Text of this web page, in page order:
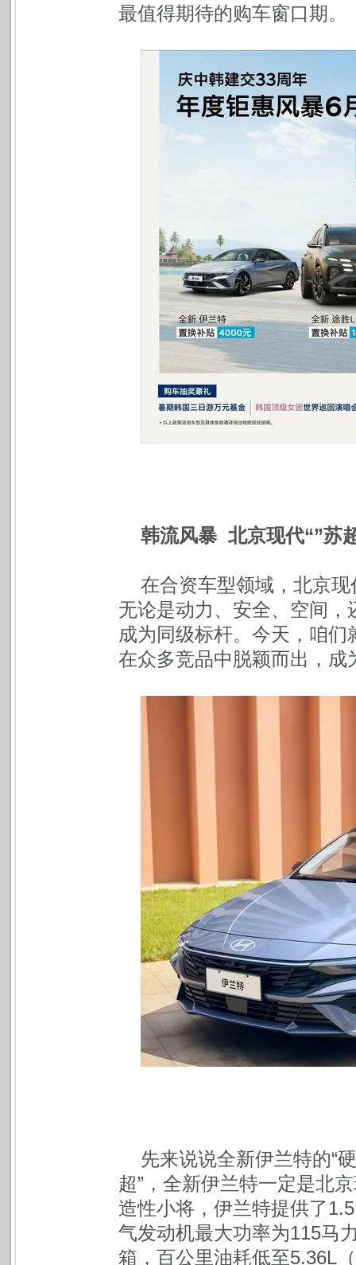
最值得期待的购车窗口期。
韩流风暴 北京现代“”苏
在合资车型领域，北京现
无论是动力、安全、空间
成为同级标杆。今天，咱
在众多竞品中脱颖而出，成
先来说说全新伊兰特的“
超”，全新伊兰特一定是北
造性小将，伊兰特提供了
气发动机最大功率为115马
箱，百公里油耗低至5.36L